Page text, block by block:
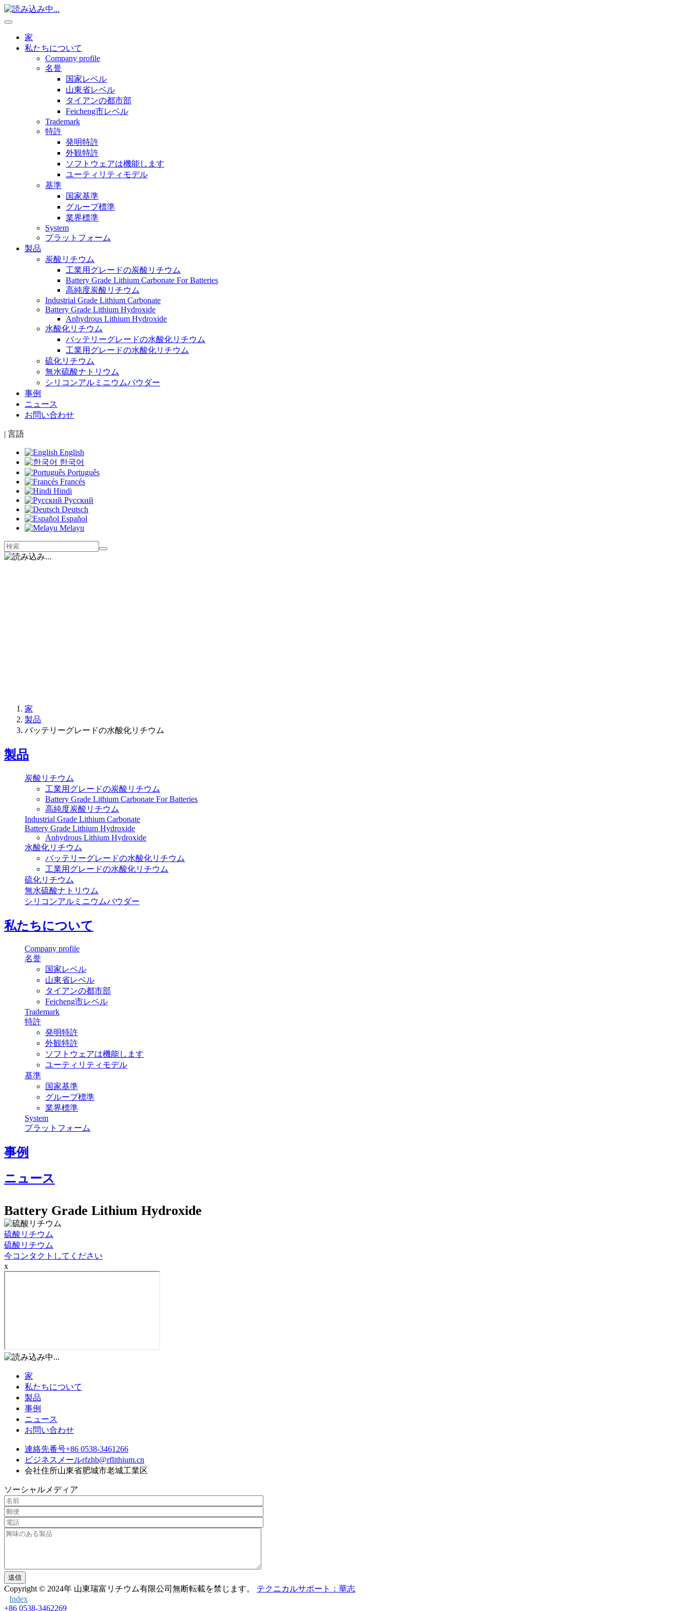
家
私たちについて
Company profile
名誉
国家レベル
山東省レベル
タイアンの都市部
Feicheng市レベル
Trademark
特許
発明特許
外観特許
ソフトウェアは機能します
ユーティリティモデル
基準
国家基準
グループ標準
業界標準
System
プラットフォーム
製品
炭酸リチウム
工業用グレードの炭酸リチウム
Battery Grade Lithium Carbonate For Batteries
高純度炭酸リチウム
Industrial Grade Lithium Carbonate
Battery Grade Lithium Hydroxide
Anhydrous Lithium Hydroxide
水酸化リチウム
バッテリーグレードの水酸化リチウム
工業用グレードの水酸化リチウム
硫化リチウム
無水硫酸ナトリウム
シリコンアルミニウムパウダー
事例
ニュース
お問い合わせ
| 言語
English
한국어
Português
Francés
Hindi
Русский
Deutsch
Español
Melayu
家
製品
バッテリーグレードの水酸化リチウム
製品
炭酸リチウム
工業用グレードの炭酸リチウム
Battery Grade Lithium Carbonate For Batteries
高純度炭酸リチウム
Industrial Grade Lithium Carbonate
Battery Grade Lithium Hydroxide
Anhydrous Lithium Hydroxide
水酸化リチウム
バッテリーグレードの水酸化リチウム
工業用グレードの水酸化リチウム
硫化リチウム
無水硫酸ナトリウム
シリコンアルミニウムパウダー
私たちについて
Company profile
名誉
国家レベル
山東省レベル
タイアンの都市部
Feicheng市レベル
Trademark
特許
発明特許
外観特許
ソフトウェアは機能します
ユーティリティモデル
基準
国家基準
グループ標準
業界標準
System
プラットフォーム
事例
ニュース
Battery Grade Lithium Hydroxide
硫酸リチウム
硫酸リチウム
今コンタクトしてください
x
家
私たちについて
製品
事例
ニュース
お問い合わせ
連絡先番号+86 0538-3461266
ビジネスメールrfzhb@rflithium.cn
会社住所山東省肥城市老城工業区
ソーシャルメディア
送信
Copyright © 2024年 山東瑞富リチウム有限公司無断転載を禁じます。 テクニカルサポート：華志
Index
+86 0538-3462269